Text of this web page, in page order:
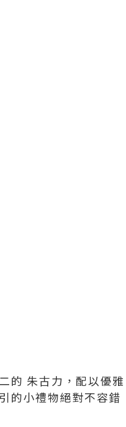
的 朱古力，配以優雅
的小禮物絕對不容錯